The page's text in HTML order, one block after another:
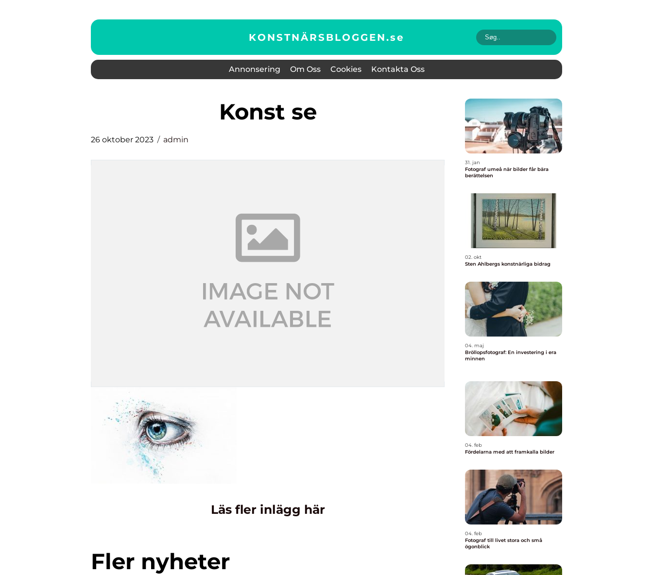
KONSTNÄRSBLOGGEN.se
Annonsering Om Oss Cookies Kontakta Oss
konst se
26 oktober 2023 admin
Läs fler inlägg här
Fler nyheter
31. jan
Fotograf umeå när bilder får bära
berättelsen
02. okt
Sten Ahlbergs konstnärliga bidrag
04. maj
Bröllopsfotograf: En investering i era
minnen
04. feb
Fördelarna med att framkalla bilder
04. feb
Fotograf till livet stora och små
ögonblick